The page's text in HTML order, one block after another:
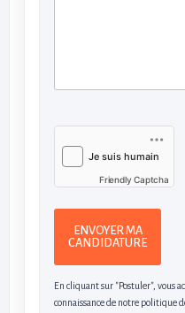
Friendly Captcha
ENVOYER MA
CANDIDATURE
En cliquant sur "Postuler", vous
connaissance de notre politique